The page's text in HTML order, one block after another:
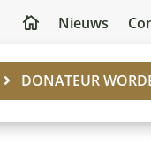
 Nieuws
DONATEUR